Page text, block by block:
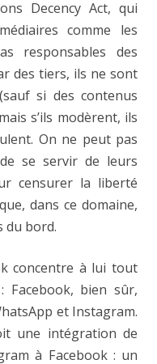
Decency Act, qui
comme les
responsables des
des tiers, ils ne sont
si des contenus
s’ils modèrent, ils
On ne peut pas
se servir de leurs
censurer la liberté
dans ce domaine,
du bord.
concentre à lui tout
Facebook, bien sûr,
et Instagram.
une intégration de
à Facebook : un